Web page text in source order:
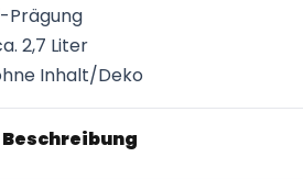
Prägung
2,7 Liter
Inhalt/Deko